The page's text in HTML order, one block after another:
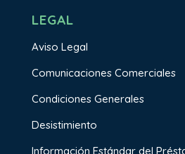
LEGAL
Aviso Legal
Comunicaciones Comerciales
Condiciones Generales
Desistimiento
Información Estándar del